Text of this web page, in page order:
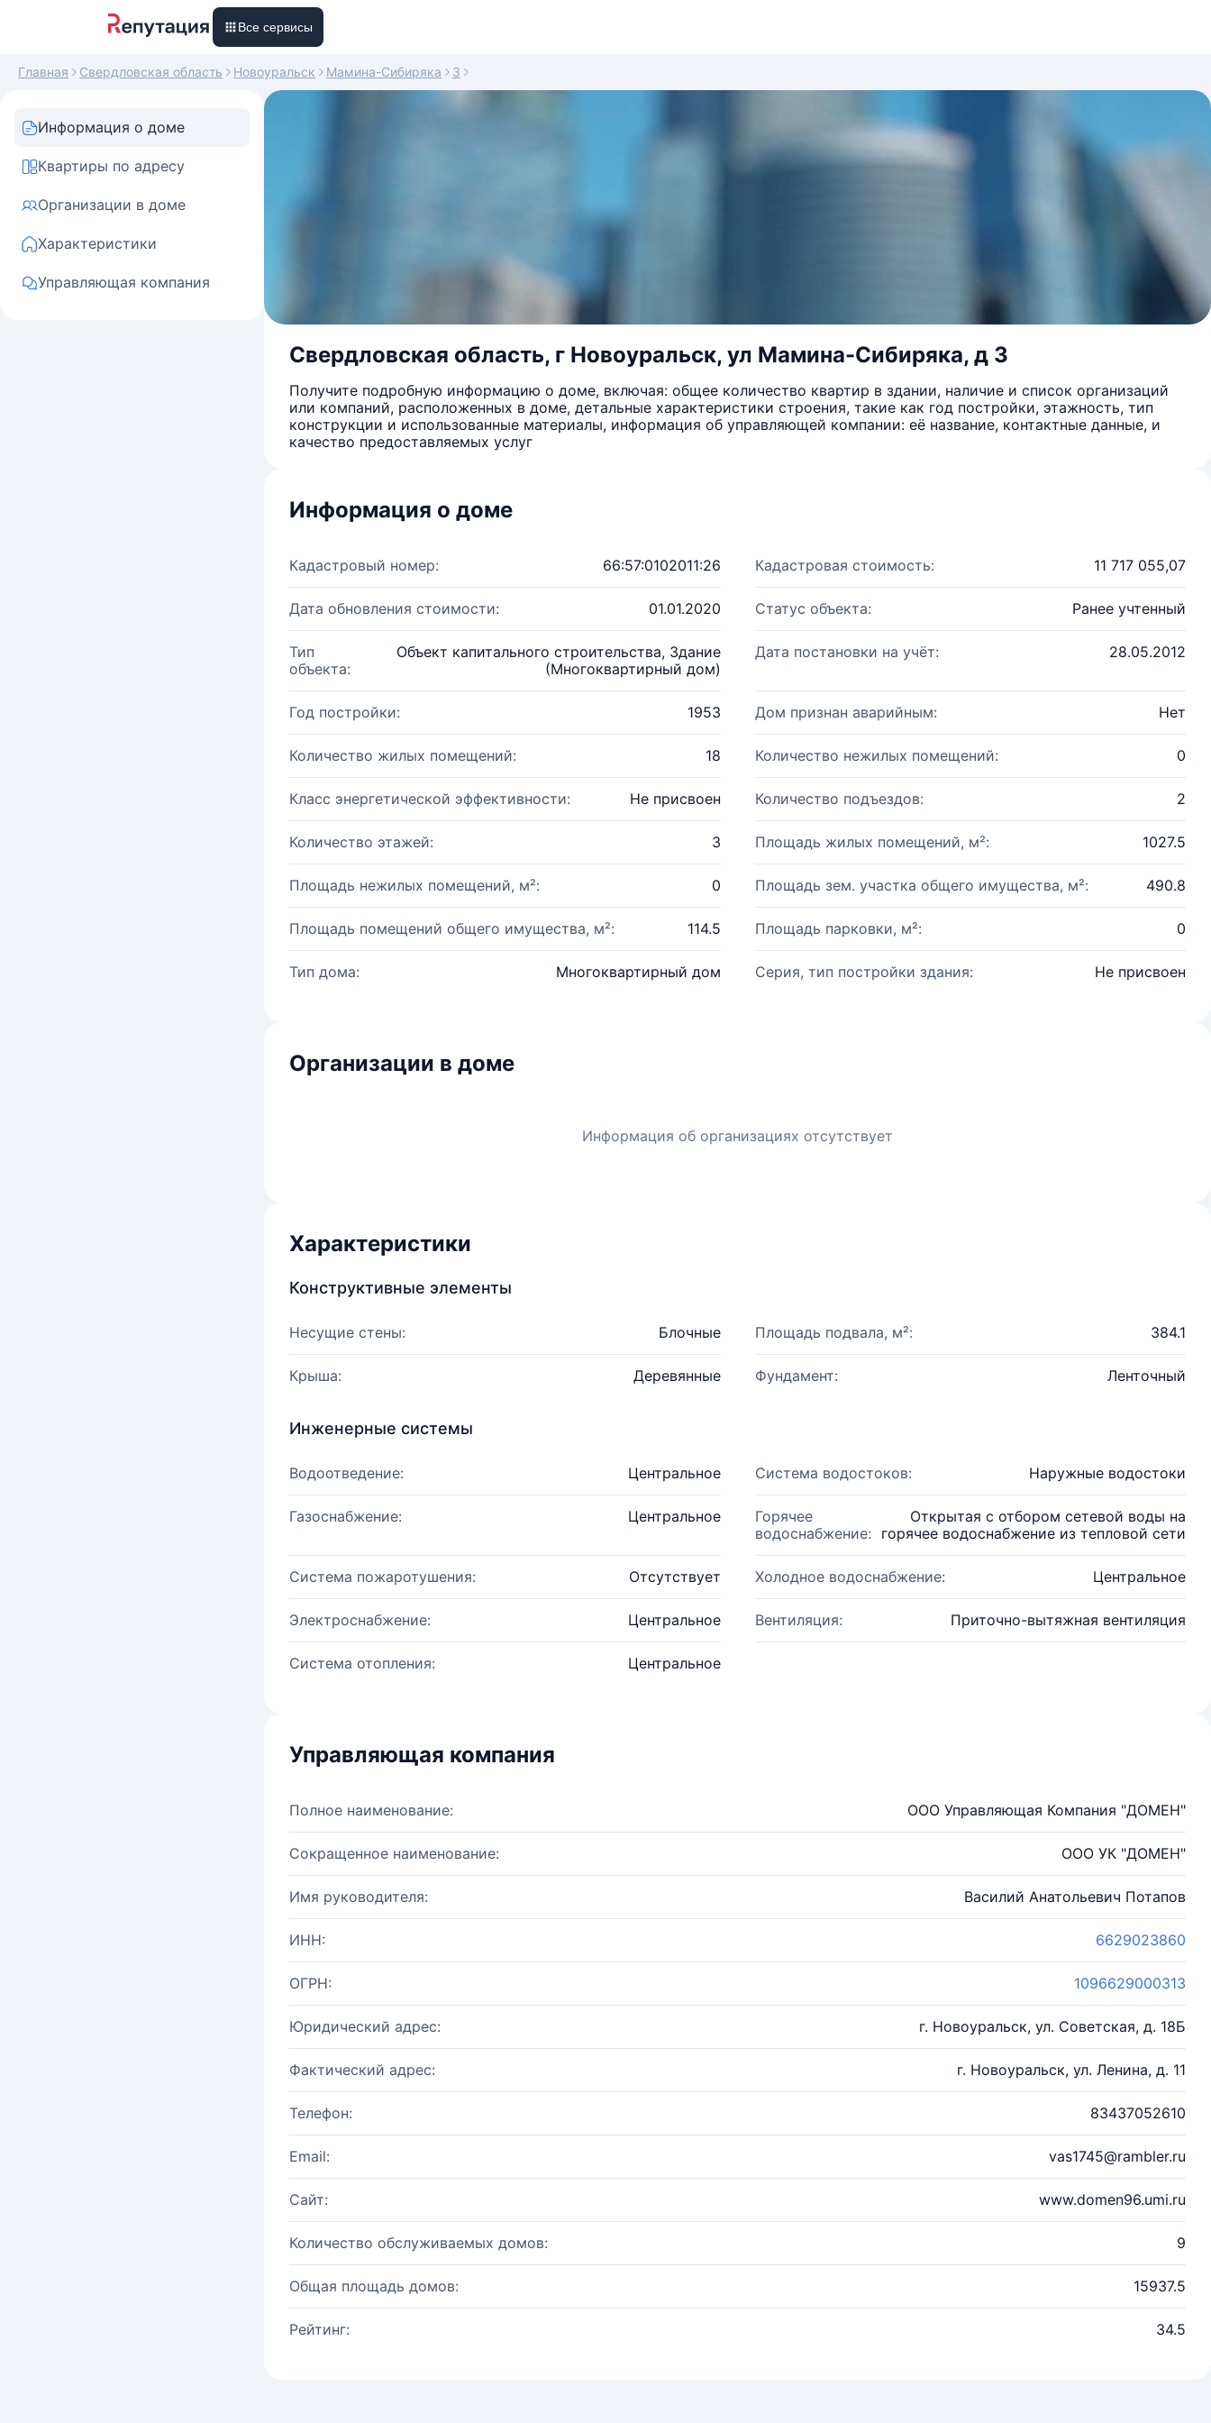
Все сервисы
Главная Свердловская область Новоуральск Мамина-Сибиряка 3
Информация о доме
Квартиры по адресу
Организации в доме
Характеристики
Управляющая компания
Свердловская область, г Новоуральск, ул Мамина-Сибиряка, д 3
Получите подробную информацию о доме, включая: общее количество квартир в здании, наличие и список организаций
или компаний, расположенных в доме, детальные характеристики строения, такие как год постройки, этажность, тип
конструкции и использованные материалы, информация об управляющей компании: её название, контактные данные, и
качество предоставляемых услуг
Информация о доме
Кадастровый номер: 66:57:0102011:26 Кадастровая стоимость: 11 717 055,07
Дата обновления стоимости: 01.01.2020 Статус объекта: Ранее учтенный
Тип
объекта:
Объект капитального строительства, Здание
(Многоквартирный дом)
Дата постановки на учёт: 28.05.2012
Год постройки: 1953 Дом признан аварийным: Нет
Количество жилых помещений: 18 Количество нежилых помещений: 0
Класс энергетической эффективности: Не присвоен Количество подъездов: 2
Количество этажей: 3 Площадь жилых помещений, м²: 1027.5
Площадь нежилых помещений, м²: 0 Площадь зем. участка общего имущества, м²: 490.8
Площадь помещений общего имущества, м²: 114.5 Площадь парковки, м²: 0
Тип дома: Многоквартирный дом Серия, тип постройки здания: Не присвоен
Организации в доме
Информация об организациях отсутствует
Характеристики
Конструктивные элементы
Несущие стены: Блочные Площадь подвала, м²: 384.1
Крыша: Деревянные Фундамент: Ленточный
Инженерные системы
Водоотведение: Центральное Система водостоков: Наружные водостоки
Газоснабжение: Центральное
Горячее
водоснабжение:
Открытая с отбором сетевой воды на
горячее водоснабжение из тепловой сети
Система пожаротушения: Отсутствует Холодное водоснабжение: Центральное
Электроснабжение: Центральное Вентиляция: Приточно-вытяжная вентиляция
Система отопления: Центральное
Управляющая компания
Полное наименование: ООО Управляющая Компания "ДОМЕН"
Сокращенное наименование: ООО УК "ДОМЕН"
Имя руководителя: Василий Анатольевич Потапов
ИНН: 6629023860
ОГРН: 1096629000313
Юридический адрес: г. Новоуральск, ул. Советская, д. 18Б
Фактический адрес: г. Новоуральск, ул. Ленина, д. 11
Телефон: 83437052610
Email: vas1745@rambler.ru
Сайт: www.domen96.umi.ru
Количество обслуживаемых домов: 9
Общая площадь домов: 15937.5
Рейтинг: 34.5